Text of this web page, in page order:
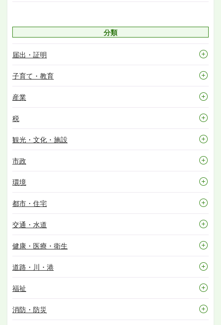
分類
届出・証明
子育て・教育
産業
税
観光・文化・施設
市政
環境
都市・住宅
交通・水道
健康・医療・衛生
道路・川・港
福祉
消防・防災